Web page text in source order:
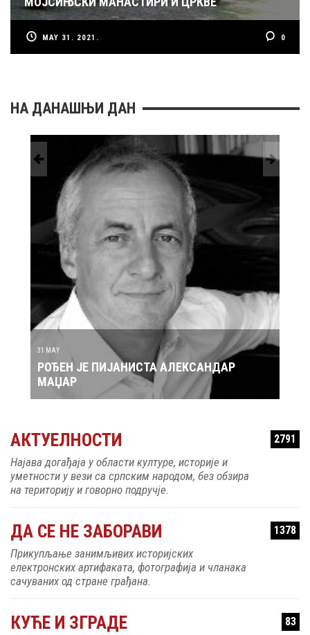
MAY 31. 2021. 0
НА ДАНАШЊИ ДАН
31 MAY
РОЂЕН ЈЕ ПИЈАНИСТА АЛЕКСАНДАР
МАЏАР
АКТУЕЛНОСТИ 2791
Најава догађаја у области културе, историје и
уметности у вези са српским народом, без обзира
на територију и говорно подручје.
ДА СЕ НЕ ЗАБОРАВИ 1378
Прикупљање занимљивих историјских
електронских артифаката, фотографија и чланака
сачуваних од стране грађана.
КУЋЕ И ЗГРАДЕ 83